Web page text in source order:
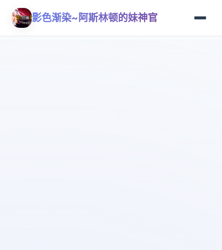
影色渐染~阿斯林顿的妹神官